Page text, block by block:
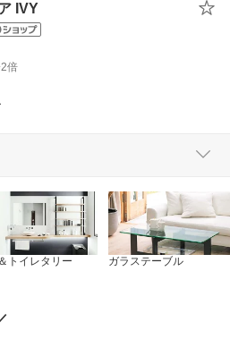
IVY
倍
トイレタリー ガラステーブル